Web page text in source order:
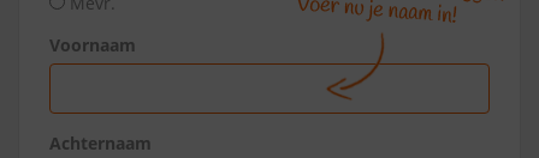
Voornaam
Achternaam